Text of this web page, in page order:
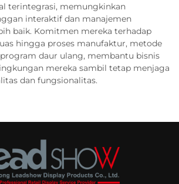
terintegrasi, memungkinkan
interaktif dan manajemen
baik. Komitmen mereka terhadap
hingga proses manufaktur, metode
daur ulang, membantu bisnis
mereka sambil tetap menjaga
dan fungsionalitas.